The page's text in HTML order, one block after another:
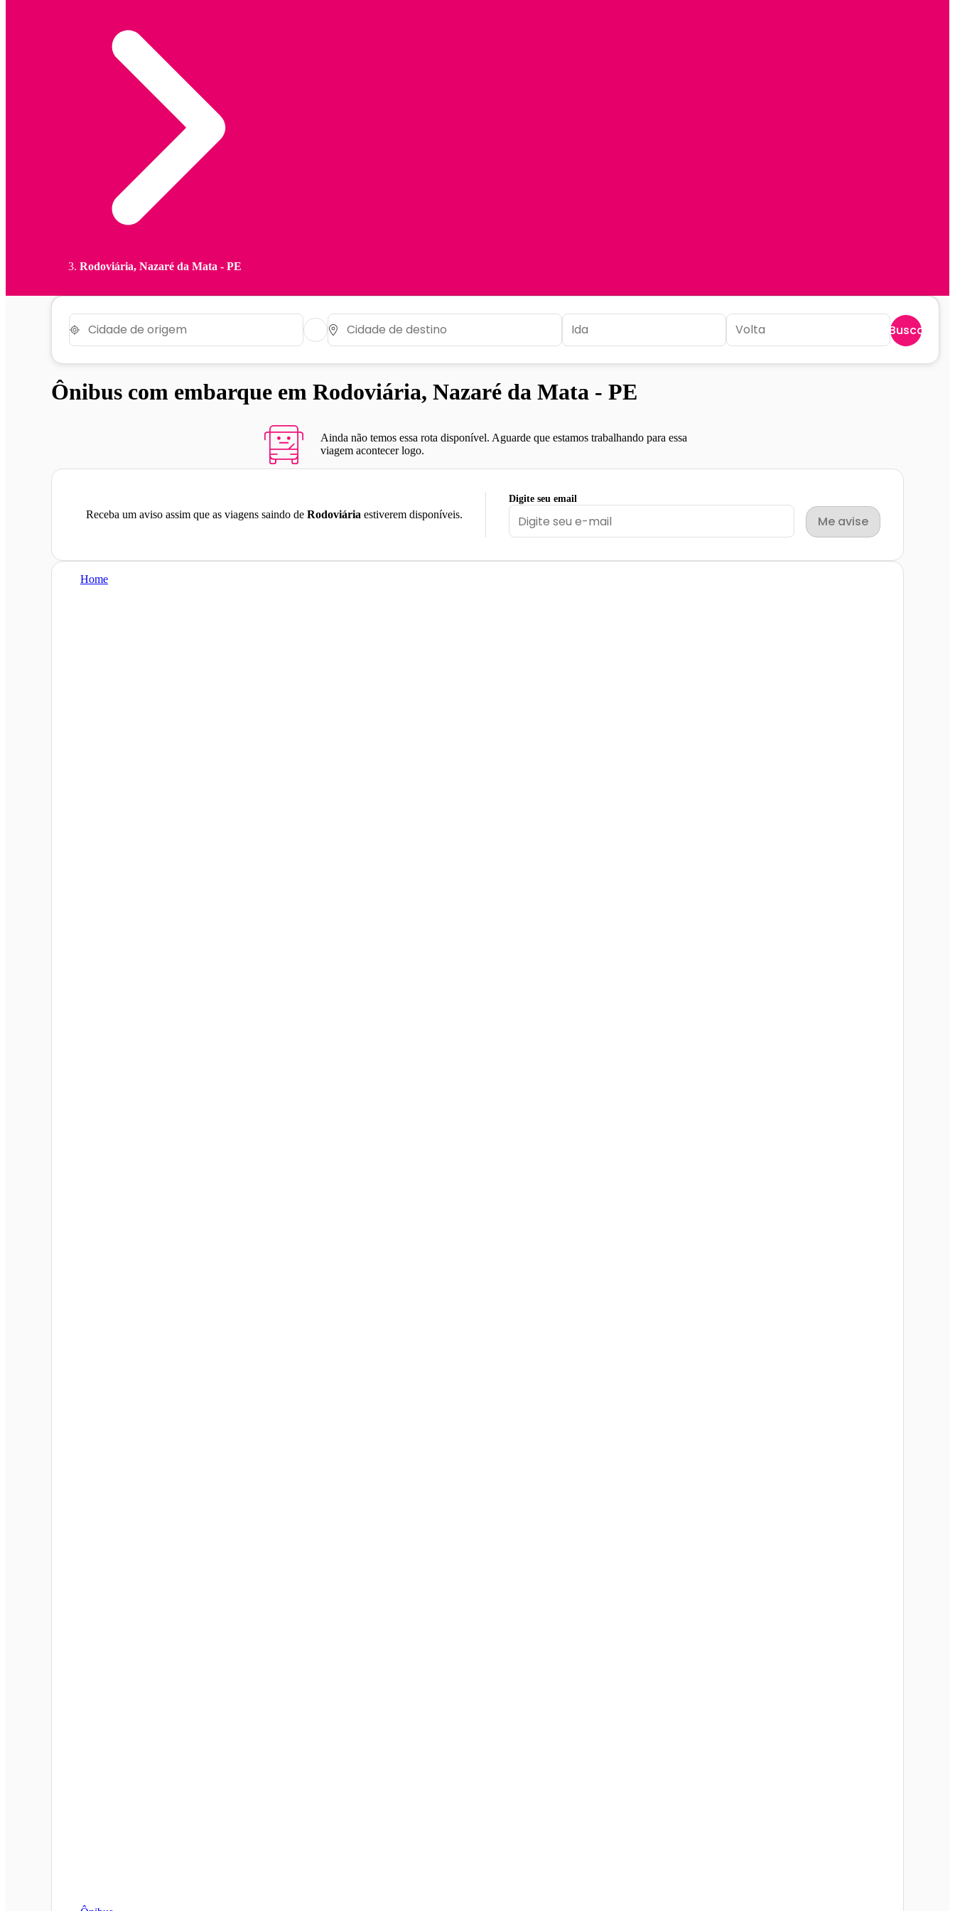
Rodoviária, Nazaré da Mata - PE
Buscar
Ônibus com embarque em Rodoviária, Nazaré da Mata - PE
Ainda não temos essa rota disponível. Aguarde que estamos trabalhando para essa
viagem acontecer logo.
Receba um aviso assim que as viagens saindo de Rodoviária estiverem disponíveis.
Digite seu email
Me avise
Home